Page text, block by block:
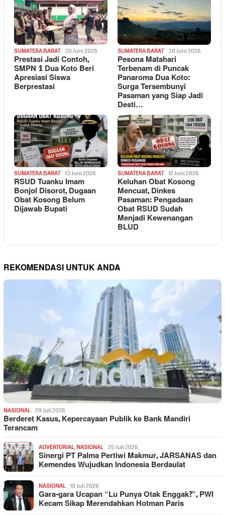
SUMATERA BARAT 20 Juni 2026
Prestasi Jadi Contoh,
SMPN 1 Dua Koto Beri
Apresiasi Siswa
Berprestasi
SUMATERA BARAT 20 Juni 2026
Pesona Matahari
Terbenam di Puncak
Panaroma Dua Koto:
Surga Tersembunyi
Pasaman yang Siap Jadi
Desti…
SUMATERA BARAT 13 Juni 2026
RSUD Tuanku Imam
Bonjol Disorot, Dugaan
Obat Kosong Belum
Dijawab Bupati
SUMATERA BARAT 12 Juni 2026
Keluhan Obat Kosong
Mencuat, Dinkes
Pasaman: Pengadaan
Obat RSUD Sudah
Menjadi Kewenangan
BLUD
REKOMENDASI UNTUK ANDA
NASIONAL 29 Juli 2026
Berderet Kasus, Kepercayaan Publik ke Bank Mandiri
Terancam
ADVERTORIAL, NASIONAL 25 Juli 2026
Sinergi PT Palma Pertiwi Makmur, JARSANAS dan
Kemendes Wujudkan Indonesia Berdaulat
NASIONAL 19 Juli 2026
Gara-gara Ucapan “Lu Punya Otak Enggak?”, PWI
Kecam Sikap Merendahkan Hotman Paris